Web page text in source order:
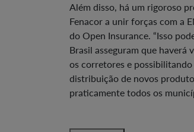
Além disso, há um rigoroso
Fenacor a unir forças com a
do Open Insurance. “Isso
Brasil asseguram que haverá
os corretores e
distribuição de novos
praticamente todos os